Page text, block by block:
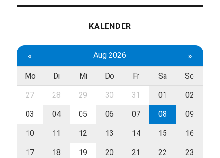
KALENDER
« Aug 2026 »
Mo Di Mi Do Fr Sa So
27 28 29 30 31 01 02
03 04 05 06 07 08 09
10 11 12 13 14 15 16
17 18 19 20 21 22 23